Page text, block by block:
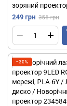
зоряний
Light 83,
Новорічний
проектор для
249 грн 356 грн
−30%